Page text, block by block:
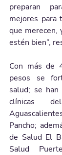
preparan
mejores para
que merecen,
estén bien”,
Con más de
pesos se
salud; se han
clínicas
Pancho;
de Salud El
Salud